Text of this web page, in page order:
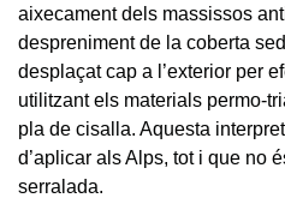
aixecament dels massissos
despreniment de la coberta
desplaçat cap a l’exterior per
utilitzant els materials permo-
pla de cisalla. Aquesta
d’aplicar als Alps, tot i que no
serralada.